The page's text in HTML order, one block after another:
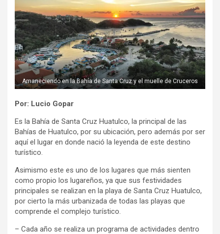
Amaneciendo en la Bahía de Santa Cruz y el muelle de Cruceros
Por: Lucio Gopar
Es la Bahía de Santa Cruz Huatulco, la principal de las
Bahías de Huatulco, por su ubicación, pero además por ser
aquí el lugar en donde nació la leyenda de este destino
turístico.
Asimismo este es uno de los lugares que más sienten
como propio los lugareños, ya que sus festividades
principales se realizan en la playa de Santa Cruz Huatulco,
por cierto la más urbanizada de todas las playas que
comprende el complejo turístico.
– Cada año se realiza un programa de actividades dentro